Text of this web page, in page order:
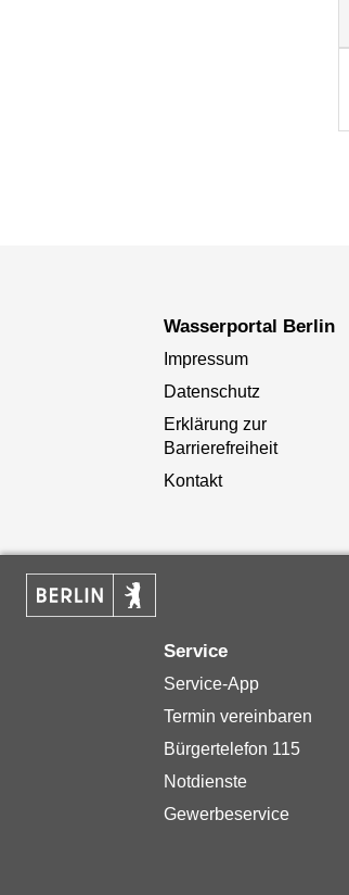
Wasserportal Berlin
Impressum
Datenschutz
Erklärung zur
Barrierefreiheit
Kontakt
Service
Service-App
Termin vereinbaren
Bürgertelefon 115
Notdienste
Gewerbeservice